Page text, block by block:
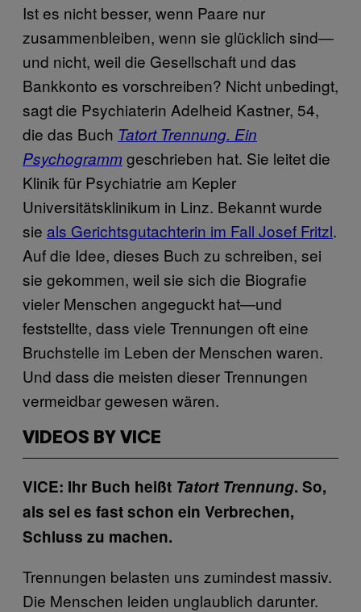
Ist es nicht besser, wenn Paare nur
zusammenbleiben, wenn sie glücklich sind—
und nicht, weil die Gesellschaft und das
Bankkonto es vorschreiben? Nicht unbedingt,
sagt die Psychiaterin Adelheid Kastner, 54,
die das Buch Tatort Trennung. Ein
Psychogrammgeschrieben hat. Sie leitet die
Klinik für Psychiatrie am Kepler
Universitätsklinikum in Linz. Bekannt wurde
sie als Gerichtsgutachterin im Fall Josef Fritzl.
Auf die Idee, dieses Buch zu schreiben, sei
sie gekommen, weil sie sich die Biografie
vieler Menschen angeguckt hat—und
feststellte, dass viele Trennungen oft eine
Bruchstelle im Leben der Menschen waren.
Und dass die meisten dieser Trennungen
vermeidbar gewesen wären.
VIDEOS BY VICE
VICE: Ihr Buch heißt Tatort Trennung. So,
als sei es fast schon ein Verbrechen,
Schluss zu machen.
Trennungen belasten uns zumindest massiv.
Die Menschen leiden unglaublich darunter.